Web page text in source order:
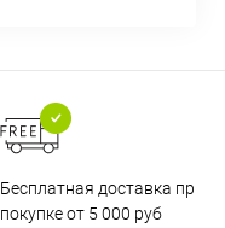
Бесплатная доставка при
покупке от 5 000 руб